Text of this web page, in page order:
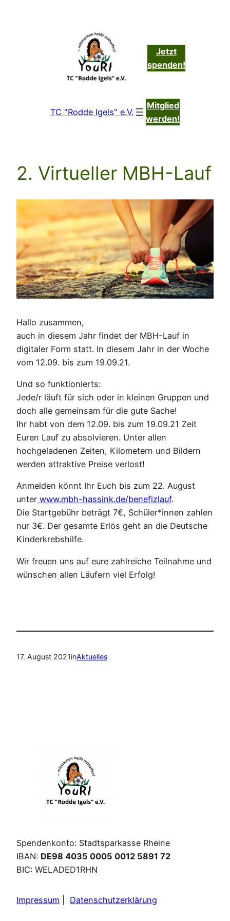
Jetzt
spenden!
TC "Rodde Igels" e.V.
Mitglied
werden!
2. Virtueller MBH-Lauf
Hallo zusammen,
auch in diesem Jahr findet der MBH-Lauf in
digitaler Form statt. In diesem Jahr in der Woche
vom 12.09. bis zum 19.09.21.
Und so funktionierts:
Jede/r läuft für sich oder in kleinen Gruppen und
doch alle gemeinsam für die gute Sache!
Ihr habt von dem 12.09. bis zum 19.09.21 Zeit
Euren Lauf zu absolvieren. Unter allen
hochgeladenen Zeiten, Kilometern und Bildern
werden attraktive Preise verlost!
Anmelden könnt Ihr Euch bis zum 22. August
unter www.mbh-hassink.de/benefizlauf.
Die Startgebühr beträgt 7€, Schüler*innen zahlen
nur 3€. Der gesamte Erlös geht an die Deutsche
Kinderkrebshilfe.
Wir freuen uns auf eure zahlreiche Teilnahme und
wünschen allen Läufern viel Erfolg!
17. August 2021inAktuelles
Spendenkonto: Stadtsparkasse Rheine
IBAN: DE98 4035 0005 0012 5891 72
BIC: WELADED1RHN
Impressum Datenschutzerklärung